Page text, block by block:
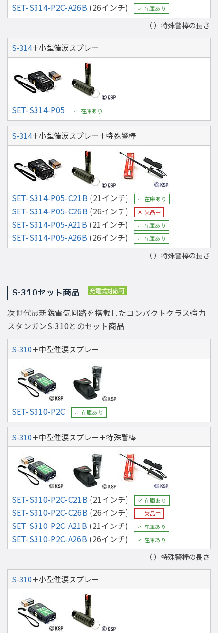
SET-S314-P2C-A26B (26インチ) 在庫あり
（ ）特殊警棒の長さ
S-314＋小型催涙スプレー
SET-S314-P05 在庫あり
S-314＋小型催涙スプレー＋特殊警棒
SET-S314-P05-C21B (21インチ) 在庫あり
SET-S314-P05-C26B (26インチ) 欠品中
SET-S314-P05-A21B (21インチ) 在庫あり
SET-S314-P05-A26B (26インチ) 在庫あり
（ ）特殊警棒の長さ
S-310セット商品
次世代最新鋭電気回路を搭載したコンパクトクラス強力
スタンガンS-310とのセット商品
S-310＋中型催涙スプレー
SET-S310-P2C 在庫あり
S-310＋中型催涙スプレー＋特殊警棒
SET-S310-P2C-C21B (21インチ) 在庫あり
SET-S310-P2C-C26B (26インチ) 欠品中
SET-S310-P2C-A21B (21インチ) 在庫あり
SET-S310-P2C-A26B (26インチ) 在庫あり
（ ）特殊警棒の長さ
S-310＋小型催涙スプレー